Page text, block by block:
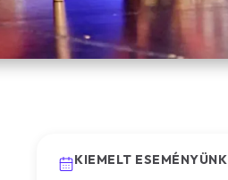
KIEMELT ESEMÉNYÜNK